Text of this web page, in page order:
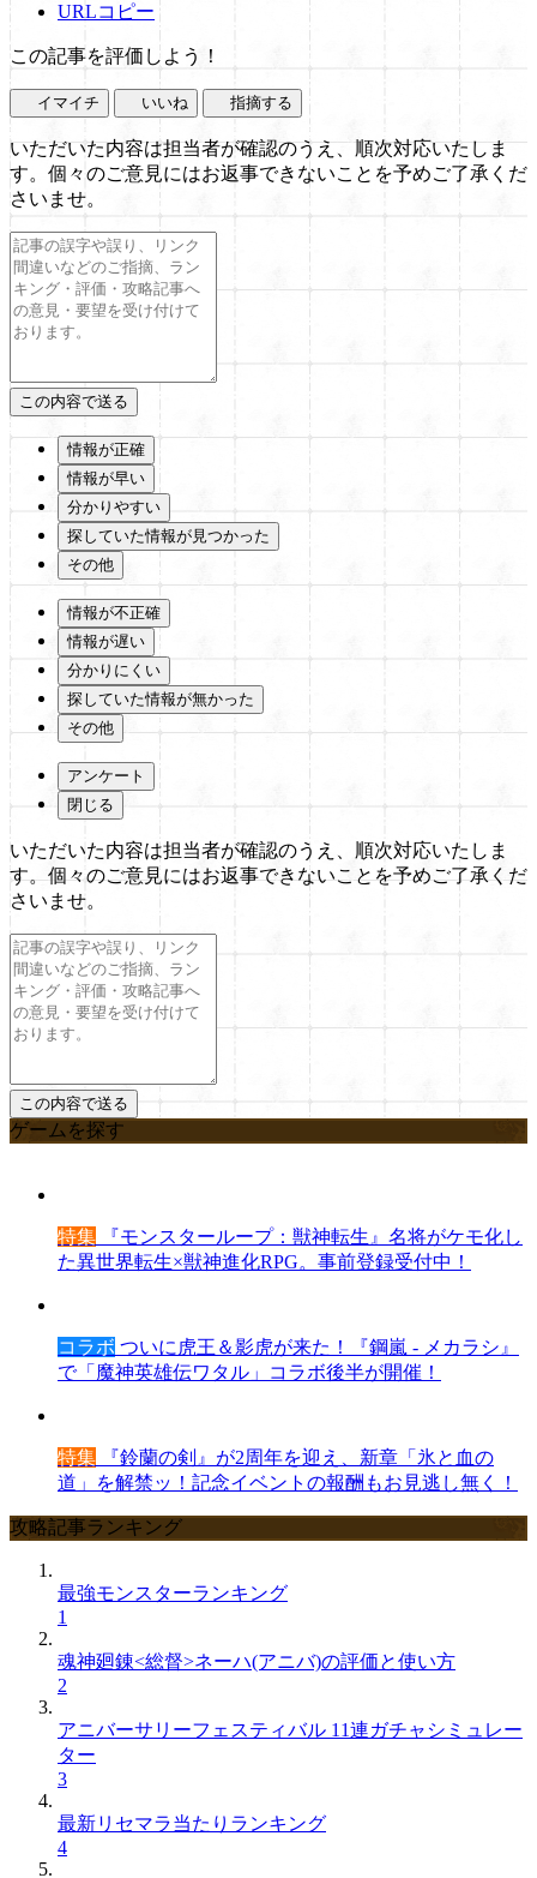
URLコピー
この記事を評価しよう！
イマイチ いいね 指摘する
いただいた内容は担当者が確認のうえ、順次対応いたしま
す。個々のご意見にはお返事できないことを予めご了承くだ
さいませ。
情報が正確
情報が早い
分かりやすい
探していた情報が見つかった
その他
情報が不正確
情報が遅い
分かりにくい
探していた情報が無かった
その他
アンケート
閉じる
いただいた内容は担当者が確認のうえ、順次対応いたしま
す。個々のご意見にはお返事できないことを予めご了承くだ
さいませ。
ゲームを探す
特集 『モンスターループ：獣神転生』名将がケモ化し
た異世界転生×獣神進化RPG。事前登録受付中！
コラボ ついに虎王＆影虎が来た！『鋼嵐 - メカラシ』
で「魔神英雄伝ワタル」コラボ後半が開催！
特集 『鈴蘭の剣』が2周年を迎え、新章「氷と血の
道」を解禁ッ！記念イベントの報酬もお見逃し無く！
攻略記事ランキング
最強モンスターランキング
1
魂神廻錬<総督>ネーハ(アニバ)の評価と使い方
2
アニバーサリーフェスティバル 11連ガチャシミュレー
ター
3
最新リセマラ当たりランキング
4